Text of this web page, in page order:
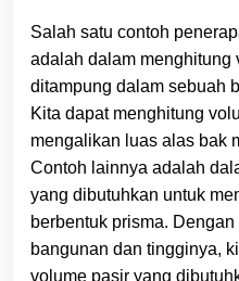
Salah satu contoh
adalah dalam menghitung
ditampung dalam sebuah
Kita dapat menghitung
mengalikan luas alas bak
Contoh lainnya adalah
yang dibutuhkan untuk
berbentuk prisma.
bangunan dan tingginya,
volume pasir yang